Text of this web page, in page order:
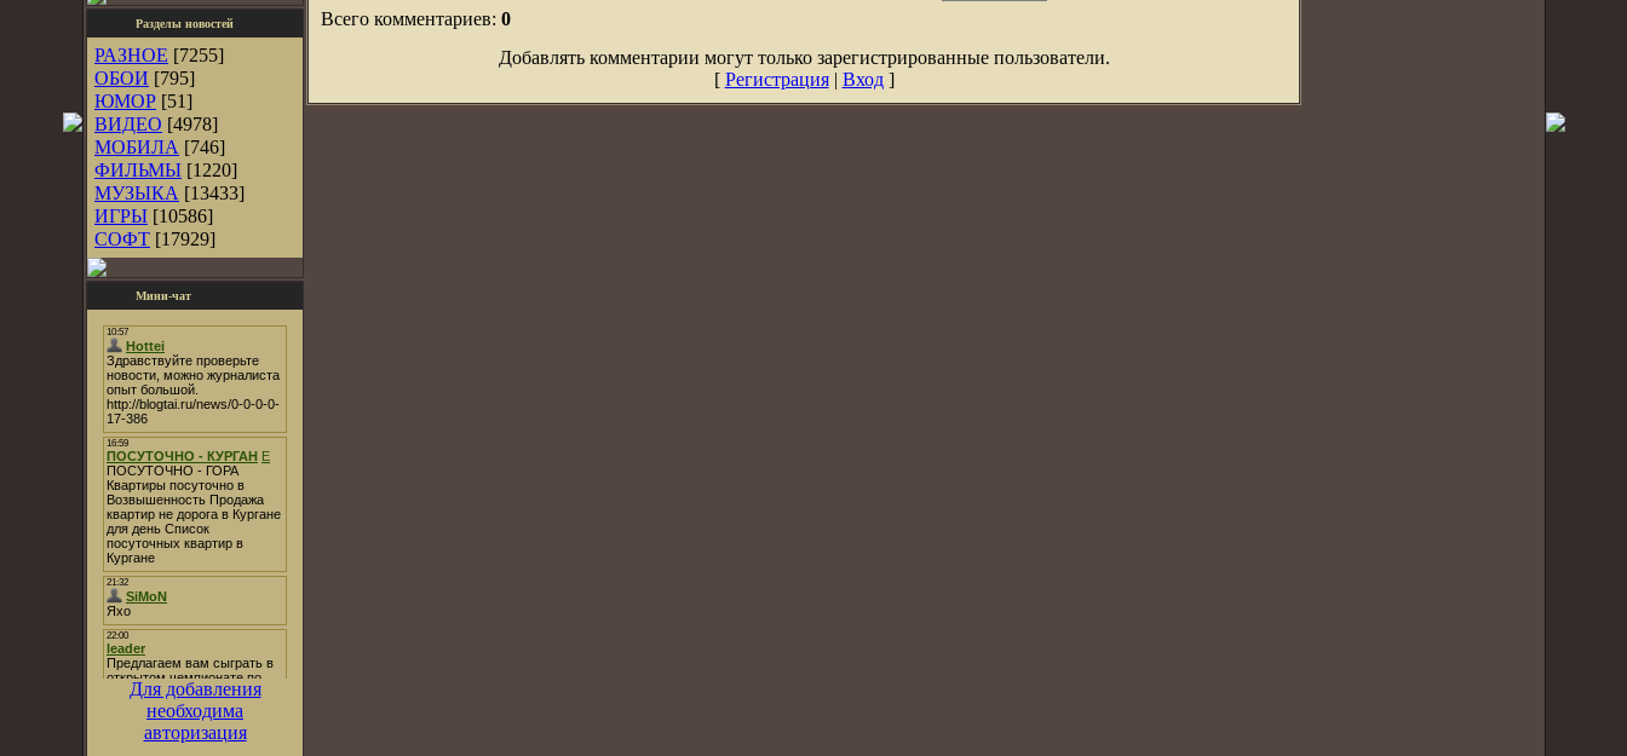
Разделы новостей
РАЗНОЕ [7255]
ОБОИ [795]
ЮМОР [51]
ВИДЕО [4978]
МОБИЛА [746]
ФИЛЬМЫ [1220]
МУЗЫКА [13433]
ИГРЫ [10586]
СОФТ [17929]
Мини-чат
Для добавления
необходима
авторизация
Всего комментариев: 0
Добавлять комментарии могут только зарегистрированные пользователи.
[ Регистрация| Вход]